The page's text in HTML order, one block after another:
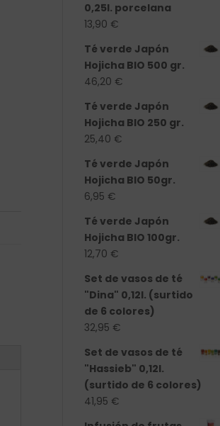
0,25l. porcelana
13,90 €
Té verde Japón
Hojicha BIO 500 gr.
46,20 €
Té verde Japón
Hojicha BIO 250 gr.
25,40 €
Té verde Japón
Hojicha BIO 50gr.
6,95 €
Té verde Japón
Hojicha BIO 100gr.
12,70 €
Set de vasos de té
"Dina" 0,12l. (surtido
de 6 colores)
32,95 €
Set de vasos de té
"Hassieb" 0,12l.
(surtido de 6 colores)
41,95 €